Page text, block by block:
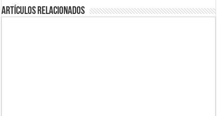
Artículos Relacionados